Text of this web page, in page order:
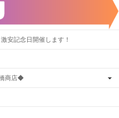
安記念日開催します！
商店◆